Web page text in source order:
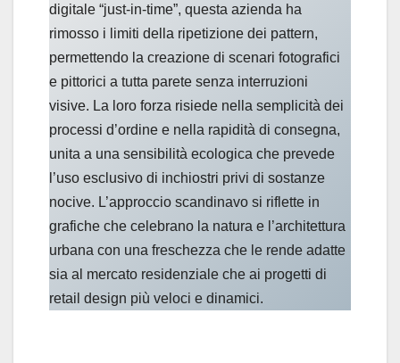
digitale “just-in-time”, questa azienda ha
rimosso i limiti della ripetizione dei pattern,
permettendo la creazione di scenari fotografici
e pittorici a tutta parete senza interruzioni
visive. La loro forza risiede nella semplicità dei
processi d’ordine e nella rapidità di consegna,
unita a una sensibilità ecologica che prevede
l’uso esclusivo di inchiostri privi di sostanze
nocive. L’approccio scandinavo si riflette in
grafiche che celebrano la natura e l’architettura
urbana con una freschezza che le rende adatte
sia al mercato residenziale che ai progetti di
retail design più veloci e dinamici.